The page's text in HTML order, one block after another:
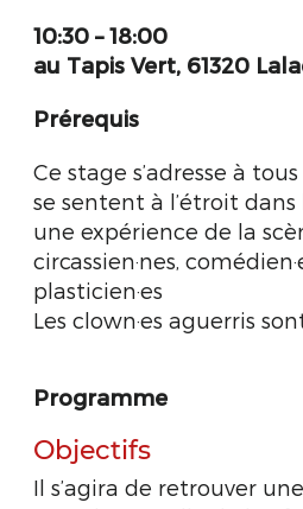
10:30 – 18:00
au Tapis Vert, 61320
Prérequis
Ce stage s’adresse à
se sentent à l’étroit
une expérience de la
circassien·nes,
plasticien·es
Les clown·es aguerris
Programme
Objectifs
Il s’agira de retrouver